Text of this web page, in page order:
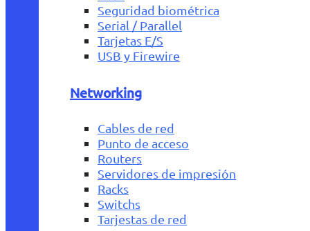
Seguridad biométrica
Serial / Parallel
Tarjetas E/S
USB y Firewire
Networking
Cables de red
Punto de acceso
Routers
Servidores de impresión
Racks
Switchs
Tarjestas de red